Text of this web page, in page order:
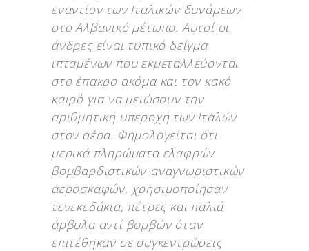
εναντίον των Ιταλικών δυνάμεων
στο Αλβανικό μέτωπο. Αυτοί οι
άνδρες είναι τυπικό δείγμα
ιπταμένων που εκμεταλλεύονται
στο έπακρο ακόμα και τον κακό
καιρό για να μειώσουν την
αριθμητική υπεροχή των Ιταλών
στον αέρα. Φημολογείται ότι
μερικά πληρώματα ελαφρών
βομβαρδιστικών-αναγνωριστικών
αεροσκαφών, χρησιμοποίησαν
τενεκεδάκια, πέτρες και παλιά
άρβυλα αντί βομβών όταν
επιτέθηκαν σε συγκεντρώσεις